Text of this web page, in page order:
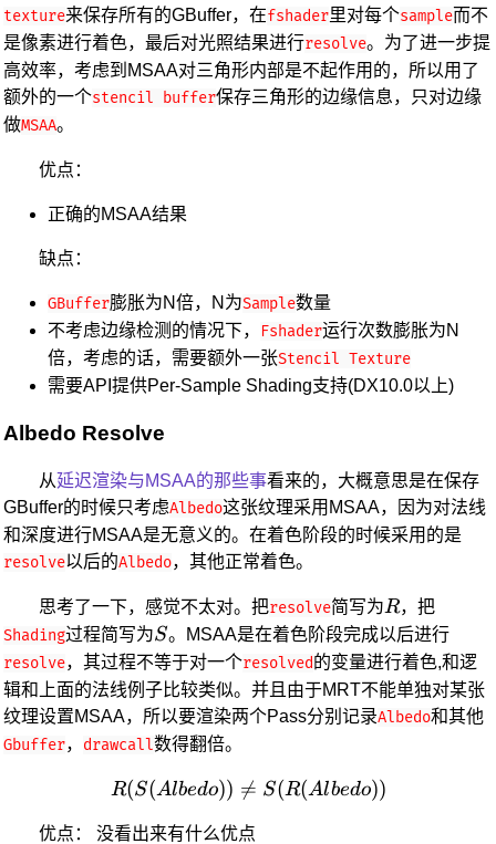
texture来保存所有的GBuffer，在fshader里对每个sample而不
是像素进行着色，最后对光照结果进行resolve。为了进一步提
高效率，考虑到MSAA对三角形内部是不起作用的，所以用了
额外的一个stencil buffer保存三角形的边缘信息，只对边缘
做MSAA。
优点：
正确的MSAA结果
缺点：
GBuffer膨胀为N倍，N为Sample数量
不考虑边缘检测的情况下，
Fshader运行次数膨胀为N
倍，考虑的话，需要额外一张Stencil Texture
需要API提供Per-Sample Shading支持(DX10.0以上)
Albedo Resolve
从延迟渲染与MSAA的那些事看来的，大概意思是在保存
GBuffer的时候只考虑Albedo这张纹理采用MSAA，因为对法线
和深度进行MSAA是无意义的。在着色阶段的时候采用的是
resolve以后的Albedo，其他正常着色。
思考了一下，感觉不太对。把resolve简写为R
R，把
Shading过程简写为S
S。MSAA是在着色阶段完成以后进行
resolve，其过程不等于对一个resolved的变量进行着色,和逻
辑和上面的法线例子比较类似。并且由于MRT不能单独对某张
纹理设置MSAA，所以要渲染两个Pass分别记录Albedo和其他
Gbuffer， drawcall数得翻倍。
R(S(Albedo)) \neq
R(S(Albedo)) 
= S(R(Albedo))
优点： 没看出来有什么优点